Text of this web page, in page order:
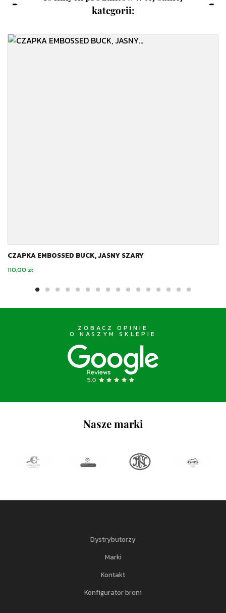
kategorii:
CZAPKA EMBOSSED BUCK, JASNY SZARY
Cena
110,00 zł
ZOBACZ OPINIE
O NASZYM SKLEPIE
Nasze marki
Dystrybutorzy
Marki
Kontakt
Konfigurator broni